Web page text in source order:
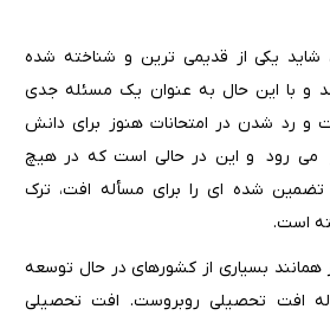
یکی از قدیمی ترین و شناخته شده
و با این حال به عنوان یک مسئله جدی
رد شدن در امتحانات هنوز برای دانش
می رود و این در حالی است که در هیچ
شده ای را برای مسأله افت، ترک
است.
همانند بسیاری از کشورهای در حال توسعه
افت تحصیلی روبروست. افت تحصیلی